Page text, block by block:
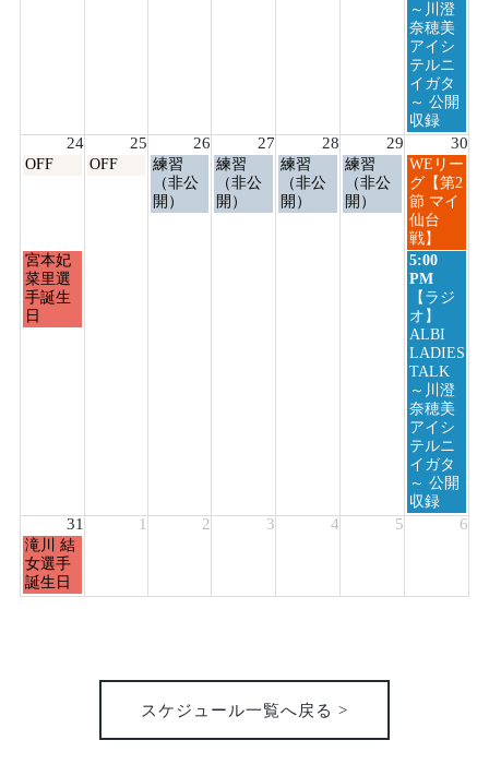
～川澄
奈穂美
アイシ
テルニ
イガタ
～ 公開
収録
24 25 26 27 28 29 30
月
24th
2026
OFF
火
OFF
水
曜
日,
練習
（非公
開）
木
曜
日,
練習
（非公
開）
金
曜
日,
練習
（非公
開）
土
曜
日,
練習
（非公
開）
日
曜
日,
8
月
30th
2026
WEリー
グ【第2
節 マイ
仙台
戦】
月
曜
日,
8
宮本妃
菜里選
手誕生
日
日
曜
日,
8
月
30th
2026
5:00
PM
【ラジ
オ】
ALBI
LADIES
TALK
～川澄
奈穂美
アイシ
テルニ
イガタ
～ 公開
収録
31 1 2 3 4 5 6
月
曜
日,
8
滝川 結
女選手
誕生日
スケジュール一覧へ戻る >